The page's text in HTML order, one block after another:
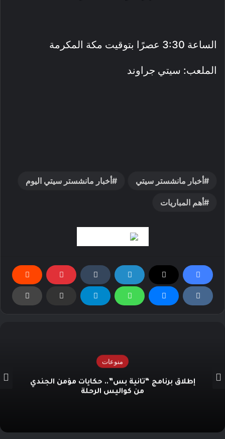
الساعة 3:30 عصرًا بتوقيت مكة المكرمة
الملعب: سيتي جراوند
أخبار مانشستر سيتي أخبار مانشستر سيتي اليوم
أهم المباريات
منوعات
إطلاق برنامج “ثانية بس”.. حكايات مؤمن الجندي
من كواليس الرحلة